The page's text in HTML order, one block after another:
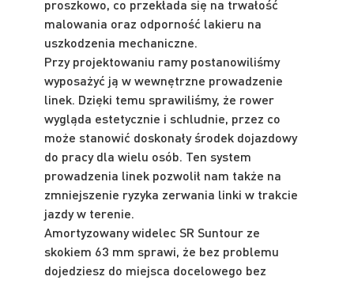
proszkowo, co przekłada się na trwałość
malowania oraz odporność lakieru na
uszkodzenia mechaniczne.
Przy projektowaniu ramy postanowiliśmy
wyposażyć ją w wewnętrzne prowadzenie
linek. Dzięki temu sprawiliśmy, że rower
wygląda estetycznie i schludnie, przez co
może stanowić doskonały środek dojazdowy
do pracy dla wielu osób. Ten system
prowadzenia linek pozwolił nam także na
zmniejszenie ryzyka zerwania linki w trakcie
jazdy w terenie.
Amortyzowany widelec SR Suntour ze
skokiem 63 mm sprawi, że bez problemu
dojedziesz do miejsca docelowego bez